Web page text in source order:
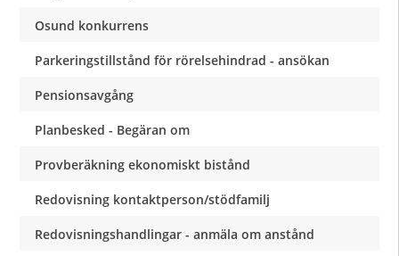
Osund konkurrens
Parkeringstillstånd för rörelsehindrad - ansökan
Pensionsavgång
Planbesked - Begäran om
Provberäkning ekonomiskt bistånd
Redovisning kontaktperson/stödfamilj
Redovisningshandlingar - anmäla om anstånd